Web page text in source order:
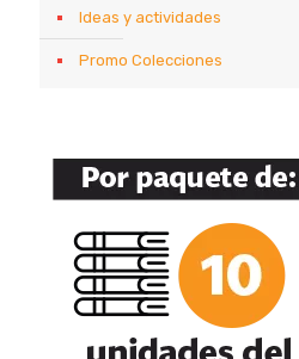
Ideas y actividades
Promo Colecciones